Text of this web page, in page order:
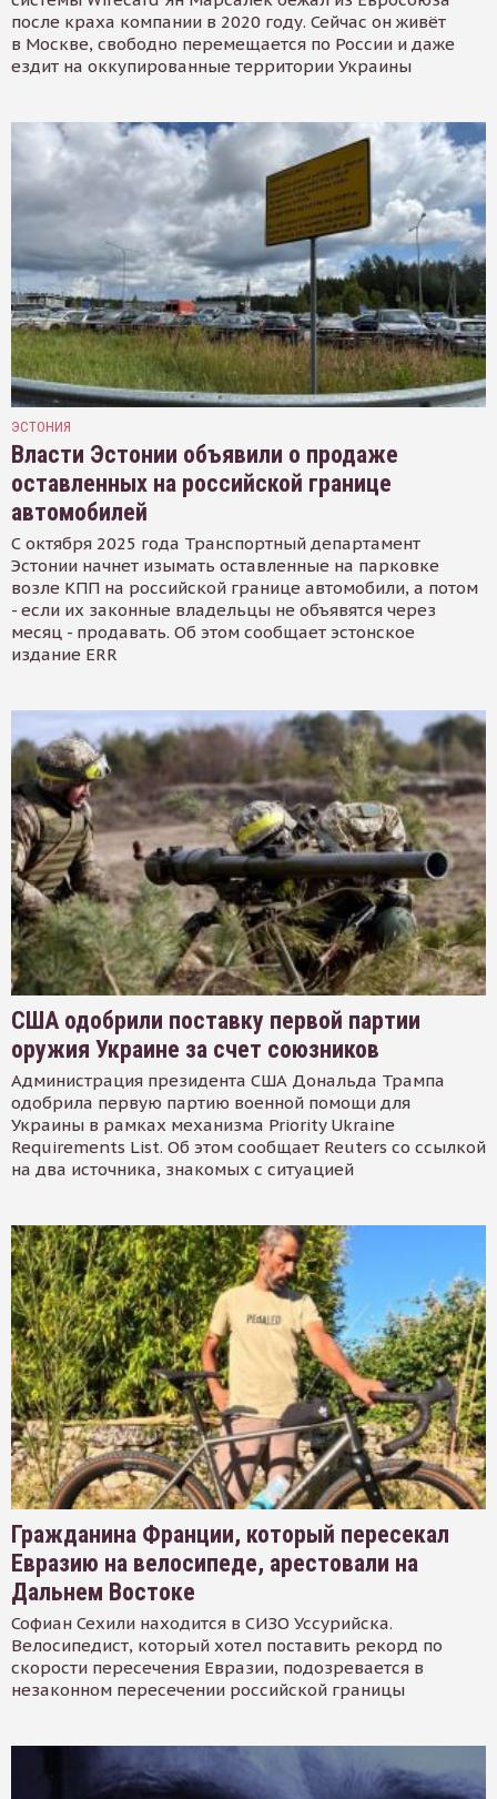
после краха компании в 2020 году. Сейчас он живёт
в Москве, свободно перемещается по России и даже
ездит на оккупированные территории Украины
ЭСТОНИЯ
Власти Эстонии объявили о продаже
оставленных на российской границе
автомобилей
С октября 2025 года Транспортный департамент
Эстонии начнет изымать оставленные на парковке
возле КПП на российской границе автомобили, а потом
- если их законные владельцы не объявятся через
месяц - продавать. Об этом сообщает эстонское
издание ERR
США одобрили поставку первой партии
оружия Украине за счет союзников
Администрация президента США Дональда Трампа
одобрила первую партию военной помощи для
Украины в рамках механизма Priority Ukraine
Requirements List. Об этом сообщает Reuters со ссылкой
на два источника, знакомых с ситуацией
Гражданина Франции, который пересекал
Евразию на велосипеде, арестовали на
Дальнем Востоке
Софиан Сехили находится в СИЗО Уссурийска.
Велосипедист, который хотел поставить рекорд по
скорости пересечения Евразии, подозревается в
незаконном пересечении российской границы